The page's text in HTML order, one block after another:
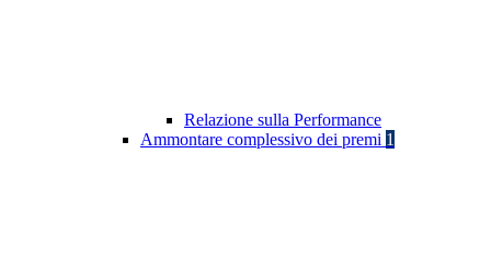
Relazione sulla Performance
Ammontare complessivo dei premi 1